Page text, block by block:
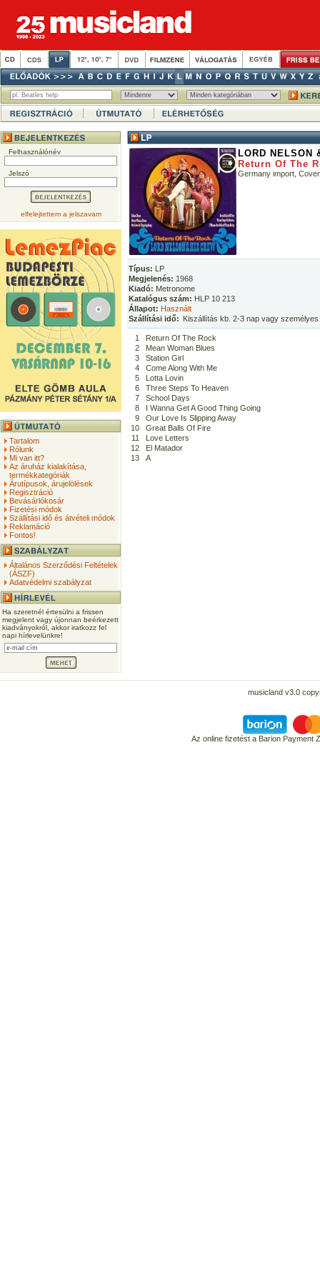
Felhasználónév
Jelszó
elfelejtettem a jelszavam
Tartalom
Rólunk
Mi van itt?
Az áruház kialakítása,
termékkategóriák
Árutípusok, árujelölések
Regisztráció
Bevásárlókosár
Fizetési módok
Szállítási idő és átvételi módok
Reklamáció
Fontos!
Általános Szerződési Feltételek
(ÁSZF)
Adatvédelmi szabályzat
Ha szeretnél értesülni a frissen
megjelent vagy újonnan beérkezett
kiadványokról, akkor iratkozz fel
napi hírlevelünkre!
LORD NELSON
Return Of The
Germany import,
Típus: LP
Megjelenés: 1968
Kiadó: Metronome
Katalógus szám: HLP 10 213
Állapot: Használt
Szállítási idő: Kiszállítás kb. 2-3 nap vagy
1
Return Of The Rock
2
Mean Woman Blues
3
Station Girl
4
Come Along With Me
5
Lotta Lovin
6
Three Steps To Heaven
7
School Days
8
I Wanna Get A Good Thing Going
9
Our Love Is Slipping Away
10
Great Balls Of Fire
11
Love Letters
12
El Matador
13
A
musicland v3.0
Az online fizetést a Barion Payment